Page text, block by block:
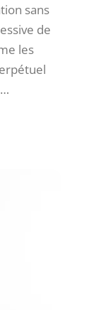
sans
de
les